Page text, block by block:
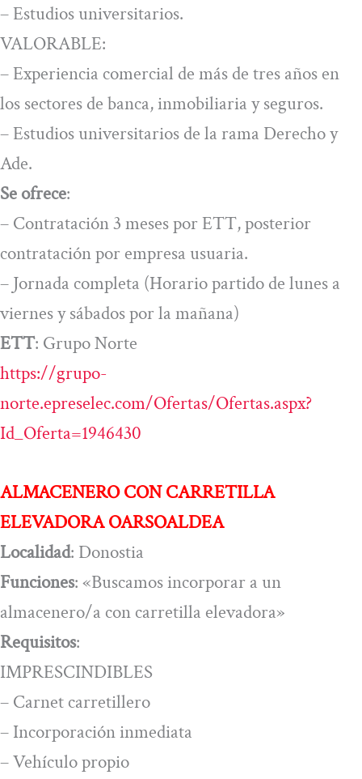
– Estudios universitarios.
VALORABLE:
– Experiencia comercial de más de tres años en
los sectores de banca, inmobiliaria y seguros.
– Estudios universitarios de la rama Derecho y
Ade.
Se ofrece:
– Contratación 3 meses por ETT, posterior
contratación por empresa usuaria.
– Jornada completa (Horario partido de lunes a
viernes y sábados por la mañana)
ETT: Grupo Norte
https://grupo-
norte.epreselec.com/Ofertas/Ofertas.aspx?
Id_Oferta=1946430
ALMACENERO CON CARRETILLA
ELEVADORA OARSOALDEA
Localidad: Donostia
Funciones: «Buscamos incorporar a un
almacenero/a con carretilla elevadora»
Requisitos:
IMPRESCINDIBLES
– Carnet carretillero
– Incorporación inmediata
– Vehículo propio